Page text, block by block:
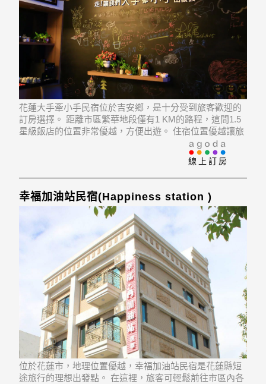
花蓮大手牽小手民宿位於吉安鄉，是十分受到旅客歡迎的
訂房選擇。 距離市區繁華地段僅有1 KM的路程，這間1.5
星級飯店的位置非常優越，方便出遊。 住宿位置優越讓旅
線上訂房
幸福加油站民宿(Happiness station )
位於花蓮市，地理位置優越，幸福加油站民宿是花蓮縣短
途旅行的理想出發點。 在這裡，旅客可輕鬆前往市區內各